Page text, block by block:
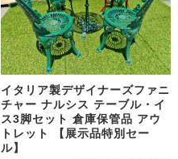
イタリア製デザイナーズファニ
チャー ナルシス テーブル・イ
ス3脚セット 倉庫保管品 アウ
トレット 【展示品特別セー
ル】